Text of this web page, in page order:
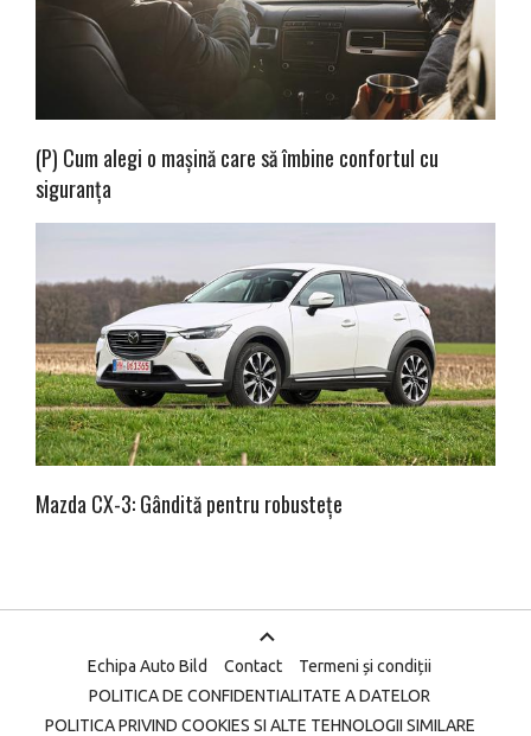
(P) Cum alegi o mașină care să îmbine confortul cu
siguranța
Mazda CX-3: Gândită pentru robustețe
Echipa Auto Bild Contact
Termeni și condiții
POLITICA DE CONFIDENTIALITATE A DATELOR
POLITICA PRIVIND COOKIES SI ALTE TEHNOLOGII SIMILARE